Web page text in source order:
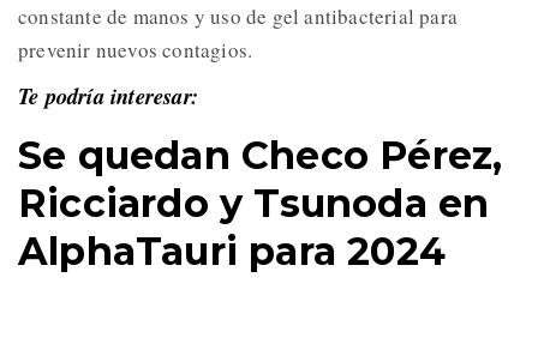
constante de manos y uso de gel antibacterial para
prevenir nuevos contagios.
Te podría interesar:
Se quedan Checo Pérez,
Ricciardo y Tsunoda en
AlphaTauri para 2024